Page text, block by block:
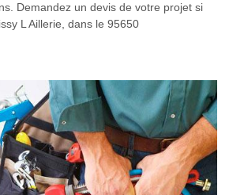
Demandez un devis de votre projet si
L Aillerie, dans le 95650